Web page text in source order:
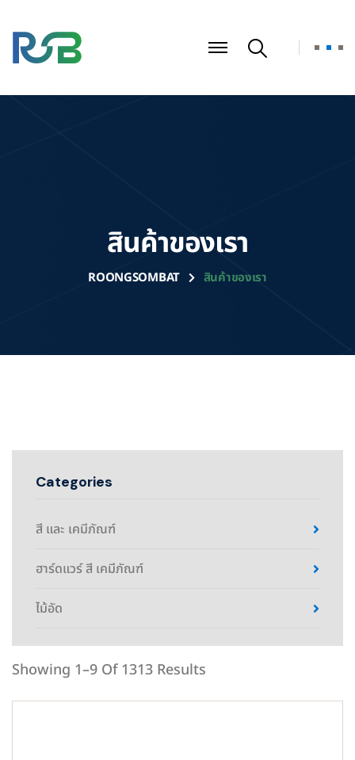
สินค้าของเรา
ROONGSOMBAT สินค้าของเรา
Categories
สี และ เคมีภัณฑ์
ฮาร์ดแวร์ สี เคมีภัณฑ์
ไม้อัด
Showing 1–9 Of 1313 Results